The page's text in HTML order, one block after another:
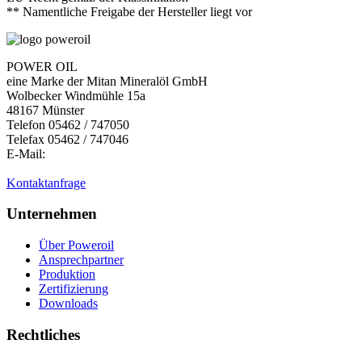
** Namentliche Freigabe der Hersteller liegt vor
POWER OIL
eine Marke der Mitan Mineralöl GmbH
Wolbecker Windmühle 15a
48167 Münster
Telefon 05462 / 747050
Telefax 05462 / 747046
E-Mail:
Kontaktanfrage
Unternehmen
Über Poweroil
Ansprechpartner
Produktion
Zertifizierung
Downloads
Rechtliches